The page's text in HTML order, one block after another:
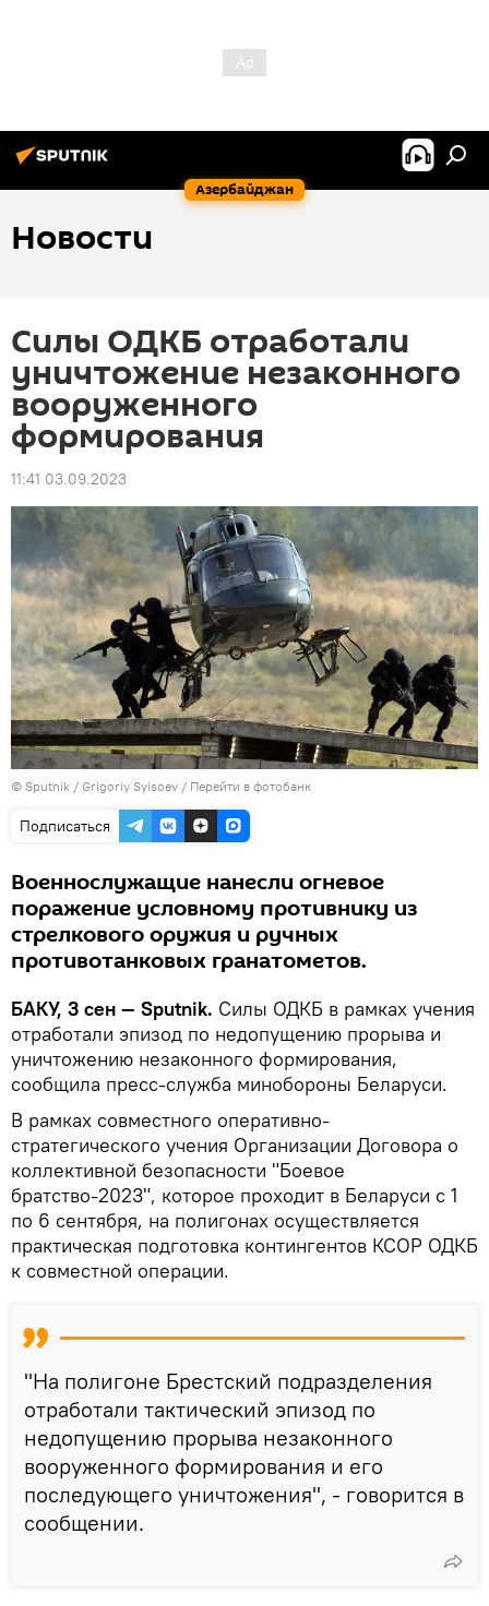
Азербайджан
Новости
Силы ОДКБ отработали
уничтожение незаконного
вооруженного
формирования
11:41 03.09.2023
© Sputnik / Grigoriy Syisoev / Перейти в фотобанк
Подписаться
Военнослужащие нанесли огневое
поражение условному противнику из
стрелкового оружия и ручных
противотанковых гранатометов.
БАКУ, 3 сен — Sputnik. Силы ОДКБ в рамках учения
отработали эпизод по недопущению прорыва и
уничтожению незаконного формирования,
сообщила пресс-служба минобороны Беларуси.
В рамках совместного оперативно-
стратегического учения Организации Договора о
коллективной безопасности "Боевое
братство-2023", которое проходит в Беларуси с 1
по 6 сентября, на полигонах осуществляется
практическая подготовка контингентов КСОР ОДКБ
к совместной операции.
"На полигоне Брестский подразделения
отработали тактический эпизод по
недопущению прорыва незаконного
вооруженного формирования и его
последующего уничтожения", - говорится в
сообщении.